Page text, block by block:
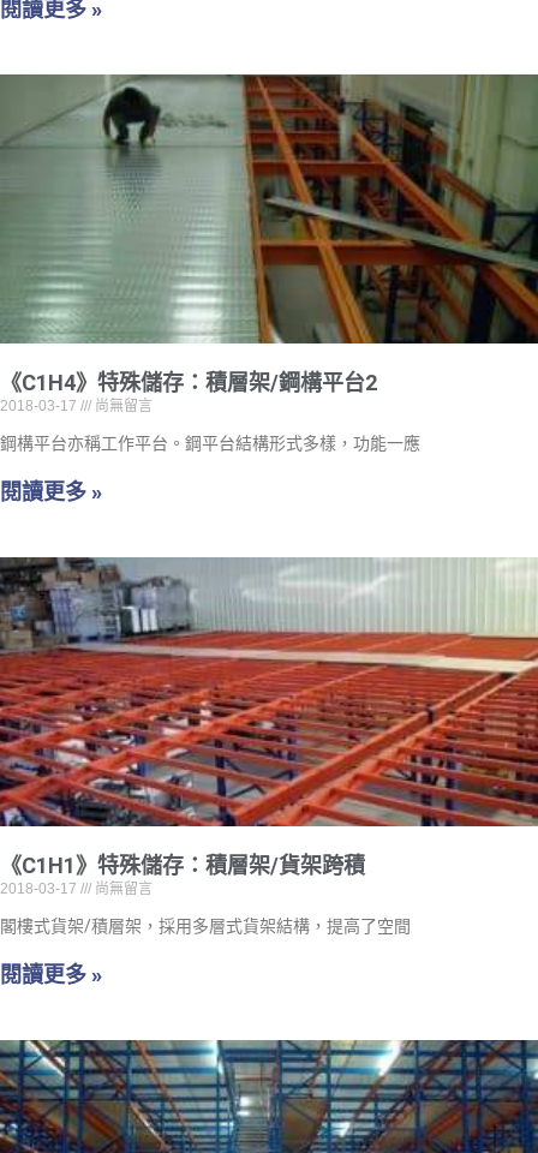
閱讀更多 »
《C1H4》特殊儲存：積層架/鋼構平台2
2018-03-17 尚無留言
鋼構平台亦稱工作平台。鋼平台結構形式多樣，功能一應
閱讀更多 »
《C1H1》特殊儲存：積層架/貨架跨積
2018-03-17 尚無留言
閣樓式貨架/積層架，採用多層式貨架結構，提高了空間
閱讀更多 »